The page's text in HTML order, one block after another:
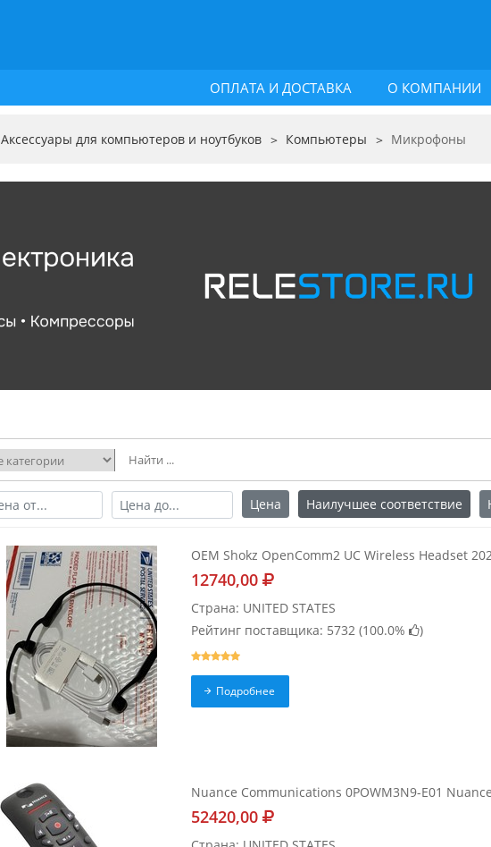
ОПЛАТА И ДОСТАВКА О КОМПАНИИ
Аксессуары для компьютеров и ноутбуков Компьютеры Микрофоны
Цена Наилучшее соответствие
OEM Shokz OpenComm2 UC Wireless Headset
12740,00
Страна: UNITED STATES
Рейтинг поставщика: 5732 (100.0% )
Подробнее
Nuance Communications 0POWM3N9-E01
52420,00